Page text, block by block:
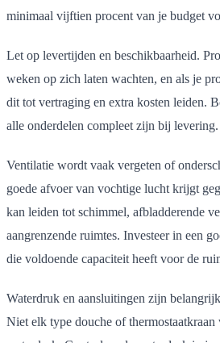
minimaal vijftien procent van je budget
Let op levertijden en beschikbaarheid.
weken op zich laten wachten, en als je
dit tot vertraging en extra kosten leiden.
alle onderdelen compleet zijn bij levering.
Ventilatie wordt vaak vergeten of
goede afvoer van vochtige lucht krijgt
kan leiden tot schimmel, afbladderende
aangrenzende ruimtes. Investeer in een
die voldoende capaciteit heeft voor de
Waterdruk en aansluitingen zijn
Niet elk type douche of